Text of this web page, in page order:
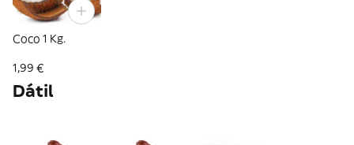
Coco 1 Kg.
1,99 €
Dátil